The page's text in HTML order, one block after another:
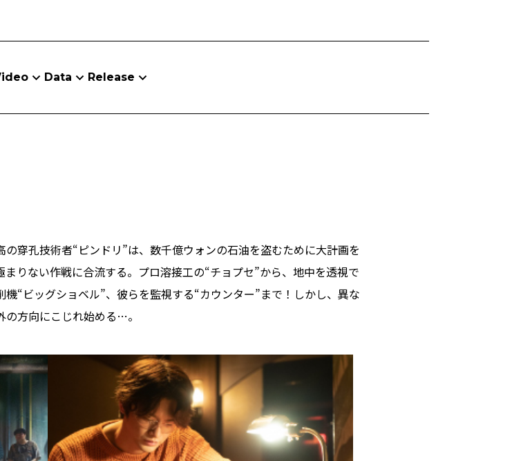
Data Release
穿孔技術者“ピンドリ”は、数千億ウォンの石油を盗むために大計画を
りない作戦に合流する。プロ溶接工の“チョプセ”から、地中を透視で
“ビッグショベル”、彼らを監視する“カウンター”まで！しかし、異な
方向にこじれ始める…。